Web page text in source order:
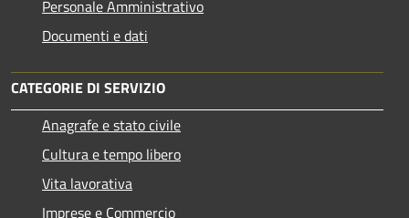
Personale Amministrativo
Documenti e dati
CATEGORIE DI SERVIZIO
Anagrafe e stato civile
Cultura e tempo libero
Vita lavorativa
Imprese e Commercio